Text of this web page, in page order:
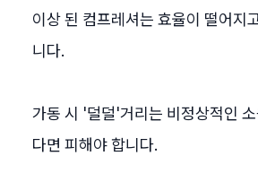
이상 된 컴프레셔는 효율이 떨어지
니다.
가동 시 '덜덜'거리는 비정상적인
다면 피해야 합니다.